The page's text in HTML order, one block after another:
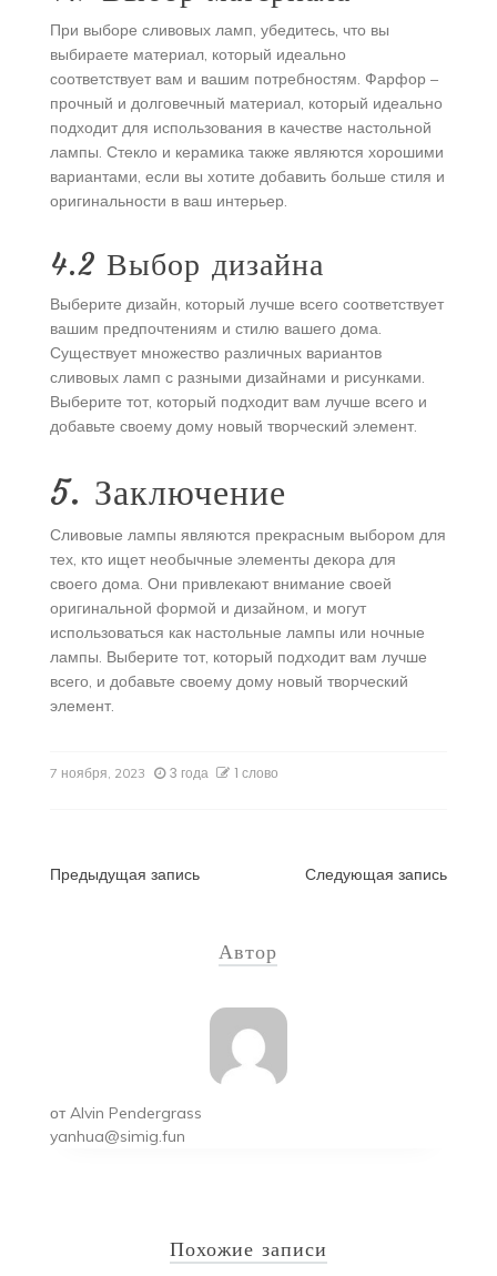
При выборе сливовых ламп, убедитесь, что вы
выбираете материал, который идеально
соответствует вам и вашим потребностям. Фарфор –
прочный и долговечный материал, который идеально
подходит для использования в качестве настольной
лампы. Стекло и керамика также являются хорошими
вариантами, если вы хотите добавить больше стиля и
оригинальности в ваш интерьер.
4.2 Выбор дизайна
Выберите дизайн, который лучше всего соответствует
вашим предпочтениям и стилю вашего дома.
Существует множество различных вариантов
сливовых ламп с разными дизайнами и рисунками.
Выберите тот, который подходит вам лучше всего и
добавьте своему дому новый творческий элемент.
5. Заключение
Сливовые лампы являются прекрасным выбором для
тех, кто ищет необычные элементы декора для
своего дома. Они привлекают внимание своей
оригинальной формой и дизайном, и могут
использоваться как настольные лампы или ночные
лампы. Выберите тот, который подходит вам лучше
всего, и добавьте своему дому новый творческий
элемент.
7 ноября, 2023 3 года 1 слово
Навигация
Предыдущая запись Следующая запись
Автор
от Alvin Pendergrass
yanhua@simig.fun
Похожие записи